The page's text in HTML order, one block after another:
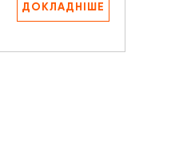
ДОКЛАДНІШЕ